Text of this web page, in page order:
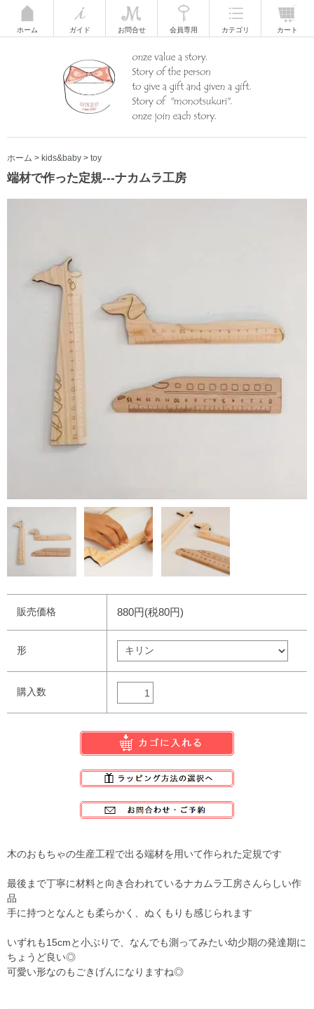
ホーム ガイド お問合せ 会員専用 カテゴリ カート
ホーム > kids&baby > toy
端材で作った定規---ナカムラ工房
販売価格 880円(税80円)
形
購入数
木のおもちゃの生産工程で出る端材を用いて作られた定規です
最後まで丁寧に材料と向き合われているナカムラ工房さんらしい作
品
手に持つとなんとも柔らかく、ぬくもりも感じられます
いずれも15cmと小ぶりで、なんでも測ってみたい幼少期の発達期に
ちょうど良い◎
可愛い形なのもごきげんになりますね◎